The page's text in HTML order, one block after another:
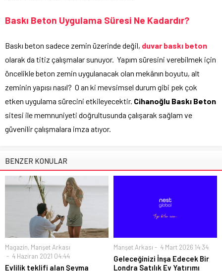
Baskı Beton Uygulama Süresi Ne Kadardır?
Baskı beton sadece zemin üzerinde değil, duvar baskı beton
olarak da titiz çalışmalar sunuyor. Yapım süresini verebilmek için
öncelikle beton zemin uygulanacak olan mekânın boyutu, alt
zeminin yapısı nasıl? O an ki mevsimsel durum gibi pek çok
etken uygulama sürecini etkileyecektir. Cihanoğlu Baskı Beton
sitesi ile memnuniyeti doğrultusunda çalışarak sağlam ve
güvenilir çalışmalara imza atıyor.
BENZER KONULAR
Magazin, Manşet Arkası
4 Haziran 2021 04:44
Evlilik teklifi alan Şeyma
Manşet Arkası 4 Mart 2026 14:34
Geleceğinizi İnşa Edecek Bir
Londra Satılık Ev Yatırımı